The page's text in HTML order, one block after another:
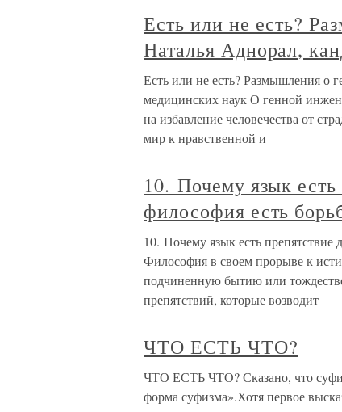
Есть или не есть?
Наталья Аднорал,
Есть или не есть? Размышления о
медицинских наук О генной
на избавление человечества от
мир к нравственной и
10. Почему язык
философия есть
10. Почему язык есть
Философия в своем прорыве к
подчиненную бытию или
препятствий, которые возводит
ЧТО ЕСТЬ ЧТО?
ЧТО ЕСТЬ ЧТО? Сказано, что
форма суфизма».Хотя первое